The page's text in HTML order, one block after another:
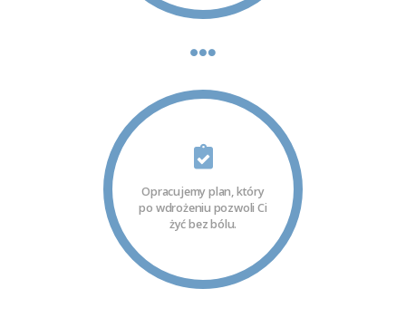
Opracujemy plan, który
po wdrożeniu pozwoli Ci
żyć bez bólu.